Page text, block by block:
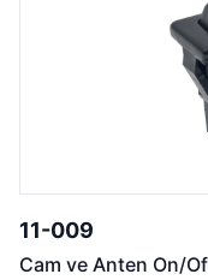
11-009
Cam ve Anten On/